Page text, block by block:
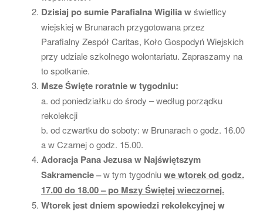
Dzisiaj po sumie Parafialna Wigilia wświetlicy
wiejskiej w Brunarach przygotowana przez
Parafialny Zespół Caritas, Koło Gospodyń Wiejskich
przy udziale szkolnego wolontariatu. Zapraszamy na
to spotkanie.
Msze Święte roratnie w tygodniu:
a. od poniedziałku do środy – według porządku
rekolekcji
b. od czwartku do soboty: w Brunarach o godz. 16.00
a w Czarnej o godz. 15.00.
Adoracja Pana Jezusa w Najświętszym
Sakramencie –w tym tygodniuwe wtorek od godz.
17.00 do 18.00 – po Mszy Świętej wieczornej.
Wtorek jest dniem spowiedzi rekolekcyjnej w